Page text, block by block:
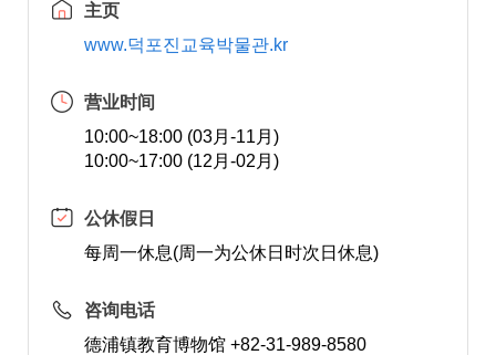
主页
www.덕포진교육박물관.kr
营业时间
10:00~18:00 (03月-11月)
10:00~17:00 (12月-02月)
公休假日
每周一休息(周一为公休日时次日休息)
咨询电话
德浦镇教育博物馆 +82-31-989-8580